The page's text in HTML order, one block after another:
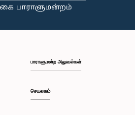
பாராளுமன்ற அலுவல்கள்
செயலகம்